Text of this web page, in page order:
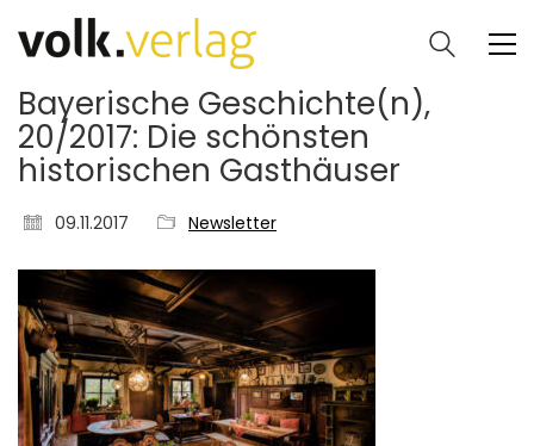
Bayerische Geschichte(n),
20/2017: Die schönsten
historischen Gasthäuser
09.11.2017 Newsletter